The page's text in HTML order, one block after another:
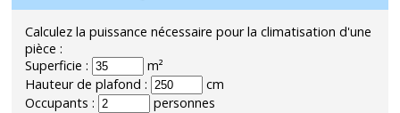
Calculez la puissance nécessaire pour la climatisation d'une
pièce :
Superficie :
m²
Hauteur de plafond :
cm
Occupants :
personnes